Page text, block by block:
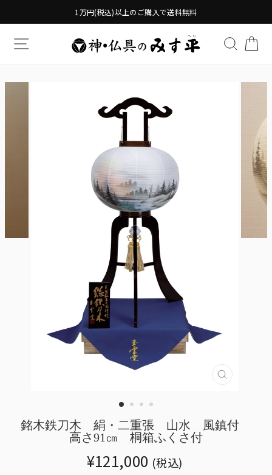
1万円(税込)以上のご購入で送料無料
TRANSLATION MISSING: 検索す
銘木鉄刀木 絹・二重張 山水 風鎮付
高さ91㎝ 桐箱ふくさ付
Translation
missing:
¥121,000 (税込)